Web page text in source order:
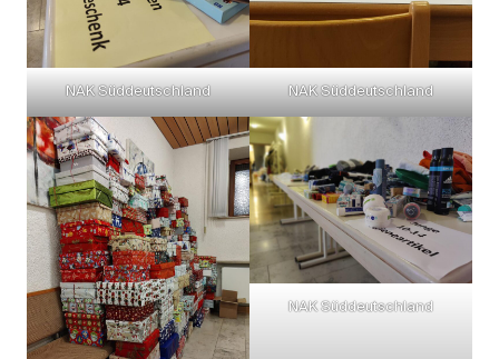
NAK Süddeutschland NAK Süddeutschland
NAK Süddeutschland